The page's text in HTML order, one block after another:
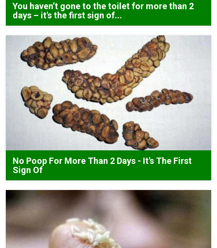
You haven’t gone to the toilet for more than 2
days – it's the first sign of...
No Poop For More Than 2 Days - It's The First
Sign Of